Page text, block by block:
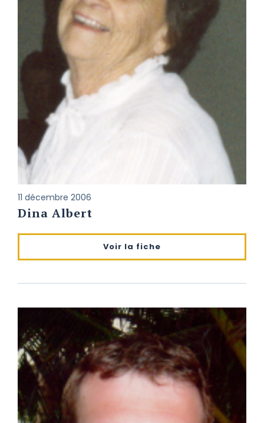
11 décembre 2006
Dina Albert
Voir la fiche